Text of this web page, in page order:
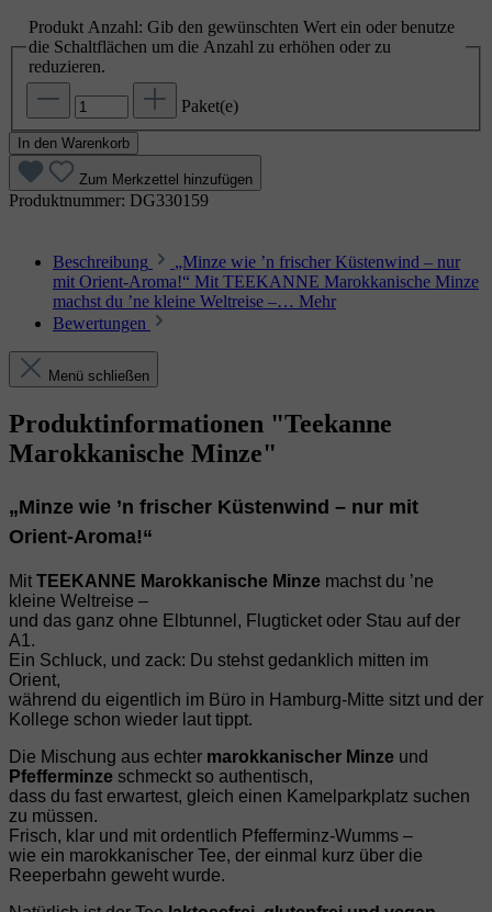
Produkt Anzahl: Gib den gewünschten Wert ein oder benutze
die Schaltflächen um die Anzahl zu erhöhen oder zu
reduzieren.
Paket(e)
In den Warenkorb
Zum Merkzettel hinzufügen
Produktnummer: DG330159
Beschreibung
„Minze wie ’n frischer Küstenwind – nur
mit Orient‑Aroma!“ Mit TEEKANNE Marokkanische Minze
machst du ’ne kleine Weltreise –… Mehr
Bewertungen
Menü schließen
Produktinformationen "Teekanne
Marokkanische Minze"
„Minze wie ’n frischer Küstenwind – nur mit
Orient‑Aroma!“
Mit TEEKANNE Marokkanische Minze machst du ’ne
kleine Weltreise –
und das ganz ohne Elbtunnel, Flugticket oder Stau auf der
A1.
Ein Schluck, und zack: Du stehst gedanklich mitten im
Orient,
während du eigentlich im Büro in Hamburg‑Mitte sitzt und der
Kollege schon wieder laut tippt.
Die Mischung aus echter marokkanischer Minze und
Pfefferminze schmeckt so authentisch,
dass du fast erwartest, gleich einen Kamelparkplatz suchen
zu müssen.
Frisch, klar und mit ordentlich Pfefferminz‑Wumms –
wie ein marokkanischer Tee, der einmal kurz über die
Reeperbahn geweht wurde.